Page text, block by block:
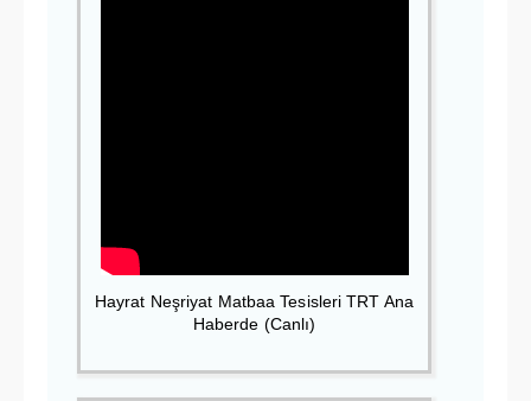
Hayrat Neşriyat Matbaa Tesisleri TRT Ana
Haberde (Canlı)